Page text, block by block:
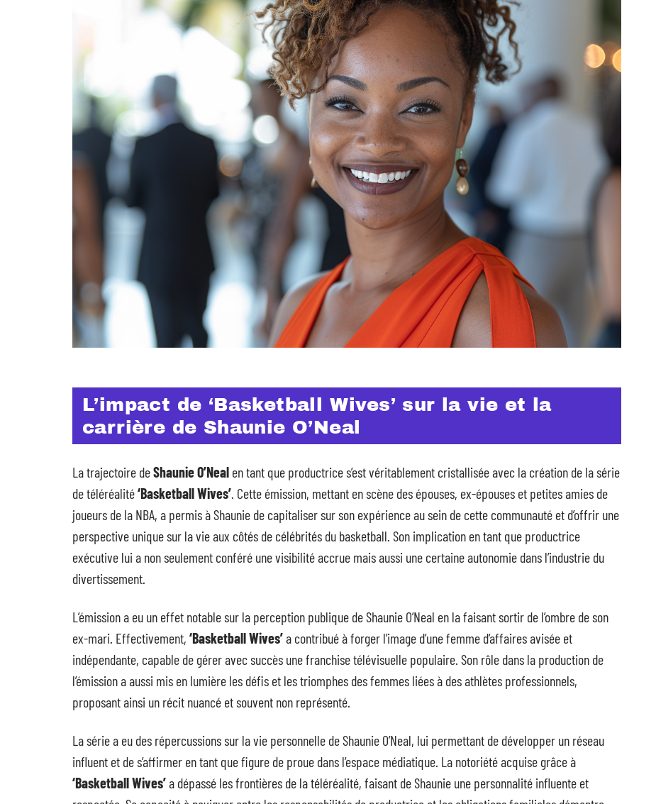
L’impact de ‘Basketball Wives’ sur la vie et la
carrière de Shaunie O’Neal
La trajectoire deShaunie O’Neal en tant que productrice s’est véritablement cristallisée avec la création de la série
de téléréalité‘Basketball Wives’. Cette émission, mettant en scène des épouses, ex-épouses et petites amies de
joueurs de la NBA, a permis à Shaunie de capitaliser sur son expérience au sein de cette communauté et d’offrir une
perspective unique sur la vie aux côtés de célébrités du basketball. Son implication en tant que productrice
exécutive lui a non seulement conféré une visibilité accrue mais aussi une certaine autonomie dans l’industrie du
divertissement.
L’émission a eu un effet notable sur la perception publique de Shaunie O’Neal en la faisant sortir de l’ombre de son
ex-mari. Effectivement, ‘Basketball Wives’a contribué à forger l’image d’une femme d’affaires avisée et
indépendante, capable de gérer avec succès une franchise télévisuelle populaire. Son rôle dans la production de
l’émission a aussi mis en lumière les défis et les triomphes des femmes liées à des athlètes professionnels,
proposant ainsi un récit nuancé et souvent non représenté.
La série a eu des répercussions sur la vie personnelle de Shaunie O’Neal, lui permettant de développer un réseau
influent et de s’affirmer en tant que figure de proue dans l’espace médiatique. La notoriété acquise grâce à
‘Basketball Wives’a dépassé les frontières de la téléréalité, faisant de Shaunie une personnalité influente et